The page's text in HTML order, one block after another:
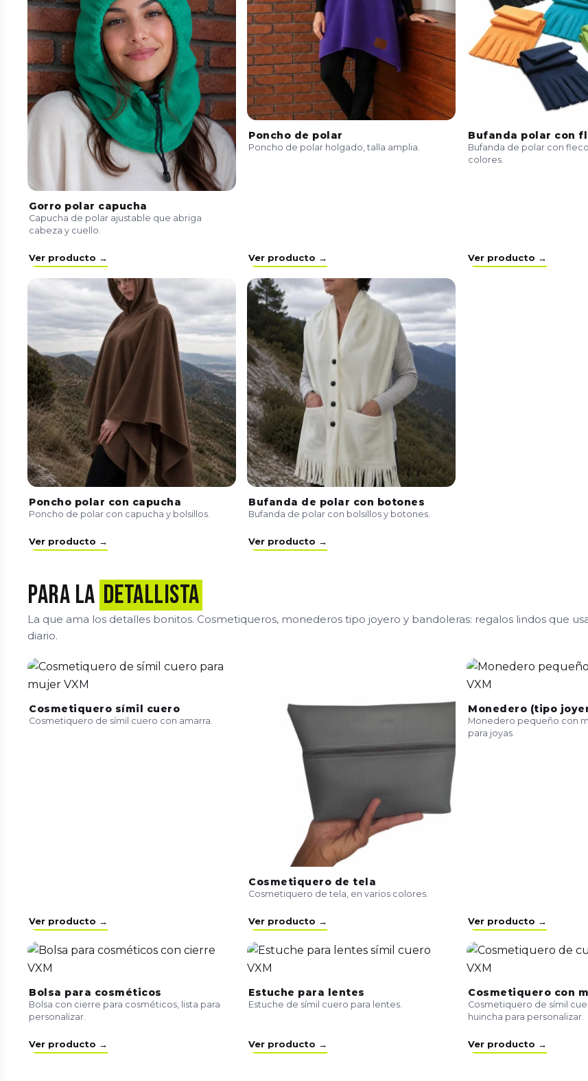
Gorro polar capucha
Capucha de polar ajustable que abriga
cabeza y cuello.
Ver producto →
Poncho de polar
Poncho de polar holgado, talla amplia.
Ver producto →
Bufanda polar con
Bufanda de polar con
colores.
Ver producto →
Poncho polar con capucha
Poncho de polar con capucha y bolsillos.
Ver producto →
Bufanda de polar con botones
Bufanda de polar con bolsillos y botones.
Ver producto →
Para la detallista
La que ama los detalles bonitos. Cosmetiqueros, monederos tipo joyero y bandoleras: regalos lindos que
diario.
Cosmetiquero símil cuero
Cosmetiquero de símil cuero con amarra.
Ver producto →
Cosmetiquero de tela
Cosmetiquero de tela, en varios colores.
Ver producto →
Monedero (tipo
Monedero pequeño con
para joyas.
Ver producto →
Bolsa para cosméticos
Bolsa con cierre para cosméticos, lista para
personalizar.
Ver producto →
Estuche para lentes
Estuche de símil cuero para lentes.
Ver producto →
Cosmetiquero con
Cosmetiquero de símil
huincha para personalizar.
Ver producto →